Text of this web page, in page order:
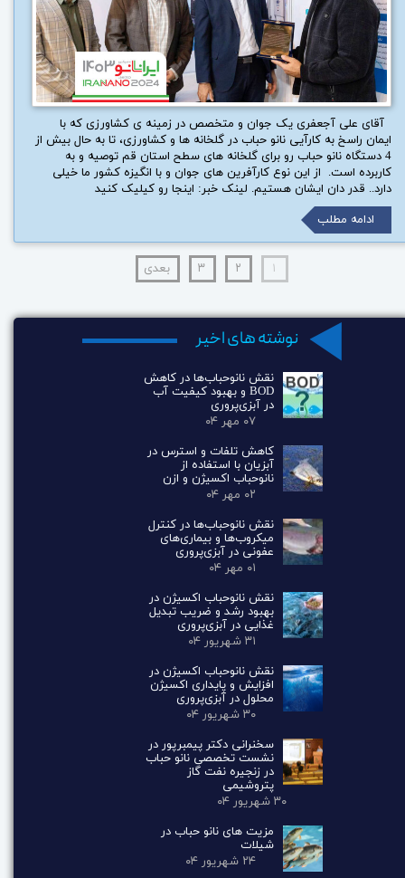
آقای علی آجعفری یک جوان و متخصص در زمینه ی کشاورزی که با
ایمان راسخ به کارآیی نانو حباب در گلخانه ها و کشاورزی، تا به حال بیش از
4 دستگاه نانو حباب رو برای گلخانه های سطح استان قم توصیه و به
کاربرده است. از این نوع کارآفرین های جوان و با انگیزه کشور ما خیلی
دارد.. قدر دان ایشان هستیم. لینک خبر: اینجا رو کیلیک کنید
ادامه مطلب
۱ ۲ ۳ بعدی
نوشته های اخیر
نقش نانوحباب‌ها در کاهش
BOD و بهبود کیفیت آب
در آبزی‌پروری
۰۷ مهر ۰۴
کاهش تلفات و استرس در
آبزیان با استفاده از
نانوحباب اکسیژن و ازن
۰۲ مهر ۰۴
نقش نانوحباب‌ها در کنترل
میکروب‌ها و بیماری‌های
عفونی در آبزی‌پروری
۰۱ مهر ۰۴
نقش نانوحباب اکسیژن در
بهبود رشد و ضریب تبدیل
غذایی در آبزی‌پروری
۳۱ شهریور ۰۴
نقش نانوحباب اکسیژن در
افزایش و پایداری اکسیژن
محلول در آبزی‌پروری
۳۰ شهریور ۰۴
سخنرانی دکتر پیمبرپور در
نشست تخصصی نانو حباب
در زنجیره نفت گاز
پتروشیمی
۳۰ شهریور ۰۴
مزیت های نانو حباب در
شیلات
۲۴ شهریور ۰۴